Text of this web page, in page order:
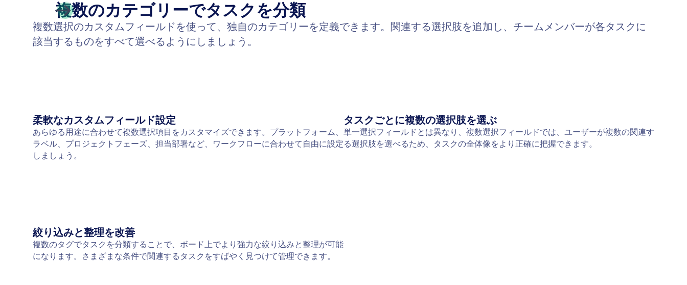
複数のカテゴリーでタスクを分類
複数選択のカスタムフィールドを使って、独自のカテゴリーを定義できます。関連する選択肢を追加し、チームメンバーが各タスクに
該当するものをすべて選べるようにしましょう。
柔軟なカスタムフィールド設定
あらゆる用途に合わせて複数選択項目をカスタマイズできます。プラットフォーム、
ラベル、プロジェクトフェーズ、担当部署など、ワークフローに合わせて自由に設定
しましょう。
タスクごとに複数の選択肢を選ぶ
単一選択フィールドとは異なり、複数選択フィールドでは、ユーザーが複数の関連す
る選択肢を選べるため、タスクの全体像をより正確に把握できます。
絞り込みと整理を改善
複数のタグでタスクを分類することで、ボード上でより強力な絞り込みと整理が可能
になります。さまざまな条件で関連するタスクをすばやく見つけて管理できます。